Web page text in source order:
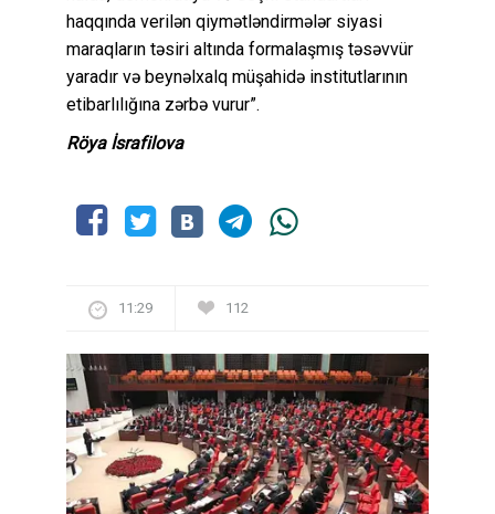
haqqında verilən qiymətləndirmələr siyasi
maraqların təsiri altında formalaşmış təsəvvür
yaradır və beynəlxalq müşahidə institutlarının
etibarlılığına zərbə vurur”.
Röya İsrafilova
11:29 112